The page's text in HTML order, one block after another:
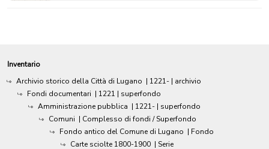
Inventario
Archivio storico della Città di Lugano | 1221- | archivio
Fondi documentari | 1221 | superfondo
Amministrazione pubblica | 1221- | superfondo
Comuni | Complesso di fondi / Superfondo
Fondo antico del Comune di Lugano | Fondo
Carte sciolte 1800-1900 | Serie